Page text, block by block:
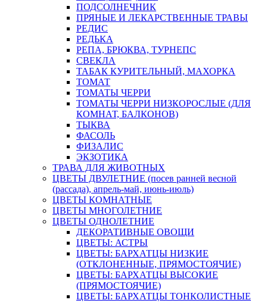
ПОДСОЛНЕЧНИК
ПРЯНЫЕ И ЛЕКАРСТВЕННЫЕ ТРАВЫ
РЕДИС
РЕДЬКА
РЕПА, БРЮКВА, ТУРНЕПС
СВЕКЛА
ТАБАК КУРИТЕЛЬНЫЙ, МАХОРКА
ТОМАТ
ТОМАТЫ ЧЕРРИ
ТОМАТЫ ЧЕРРИ НИЗКОРОСЛЫЕ (ДЛЯ
КОМНАТ, БАЛКОНОВ)
ТЫКВА
ФАСОЛЬ
ФИЗАЛИС
ЭКЗОТИКА
ТРАВА ДЛЯ ЖИВОТНЫХ
ЦВЕТЫ ДВУЛЕТНИЕ (посев ранней весной
(рассада), апрель-май, июнь-июль)
ЦВЕТЫ КОМНАТНЫЕ
ЦВЕТЫ МНОГОЛЕТНИЕ
ЦВЕТЫ ОДНОЛЕТНИЕ
ДЕКОРАТИВНЫЕ ОВОЩИ
ЦВЕТЫ: АСТРЫ
ЦВЕТЫ: БАРХАТЦЫ НИЗКИЕ
(ОТКЛОНЕННЫЕ, ПРЯМОСТОЯЧИЕ)
ЦВЕТЫ: БАРХАТЦЫ ВЫСОКИЕ
(ПРЯМОСТОЯЧИЕ)
ЦВЕТЫ: БАРХАТЦЫ ТОНКОЛИСТНЫЕ